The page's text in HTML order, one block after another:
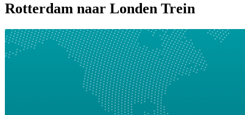
Rotterdam naar Londen Trein